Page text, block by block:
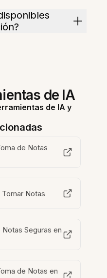
de IA
de IA y
de Notas
Notas
Seguras en
de Notas en